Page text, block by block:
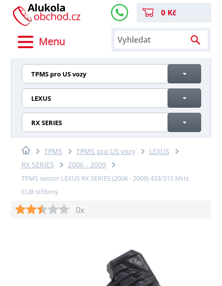
Menu
0 Kč
TPMS pro US vozy
LEXUS
RX SERIES
TPMS TPMS pro US vozy
LEXUS
RX SERIES
2006 - 2009
TPMS senzor LEXUS RX SERIES (2006 - 2009) 433/315 MHz
CUB stříbrný
0x